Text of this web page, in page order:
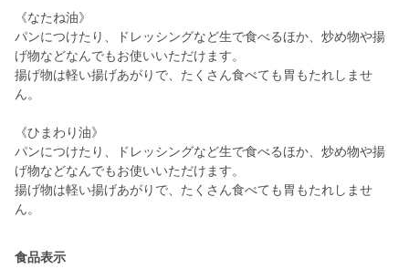
《なたね油》
パンにつけたり、ドレッシングなど生で食べるほか、炒め物や揚
げ物などなんでもお使いいただけます。
揚げ物は軽い揚げあがりで、たくさん食べても胃もたれしませ
ん。
《ひまわり油》
パンにつけたり、ドレッシングなど生で食べるほか、炒め物や揚
げ物などなんでもお使いいただけます。
揚げ物は軽い揚げあがりで、たくさん食べても胃もたれしませ
食品表示